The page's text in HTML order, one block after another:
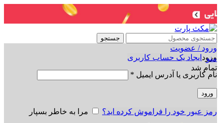
جستجو
ورود / عضویت
ورود ایجاد یک حساب کاربری
نام کاربری یا آدرس ایمیل *
ورود
رمز عبور خود را فراموش کرده اید؟ مرا به خاطر بسپار
منو
تمام شد
برای بزرگنمایی کلیک کنید